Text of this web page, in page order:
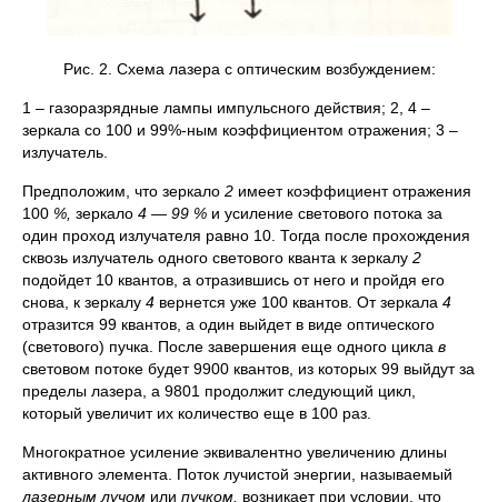
Рис. 2. Схема лазера с оптическим возбуждением:
1 – газоразрядные лампы импульсного действия; 2, 4 –
зеркала со 100 и 99%-ным коэффициентом отражения; 3 –
излучатель.
Предположим, что зеркало 2 имеет коэффициент отражения
100 %, зеркало 4 — 99 % и усиление светового потока за
один проход излучателя равно 10. Тогда после прохождения
сквозь излучатель одного светового кванта к зеркалу 2
подойдет 10 квантов, а отразившись от него и пройдя его
снова, к зеркалу 4 вернется уже 100 квантов. От зеркала 4
отразится 99 квантов, а один выйдет в виде оптического
(светового) пучка. После завершения еще одного цикла в
световом потоке будет 9900 квантов, из которых 99 выйдут за
пределы лазера, а 9801 продолжит следующий цикл,
который увеличит их количество еще в 100 раз.
Многократное усиление эквивалентно увеличению длины
активного элемента. Поток лучистой энергии, называемый
лазерным лучом или пучком, возникает при условии, что